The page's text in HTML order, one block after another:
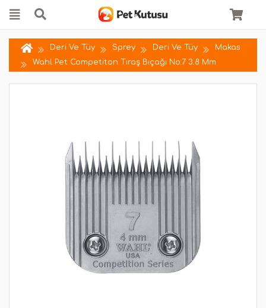
Deri Ve Tüy Sprey Deri Ve Tüy
Makas
Wahl Pet Competiton Tıraş Bıçağı No:7 3.8 Mm